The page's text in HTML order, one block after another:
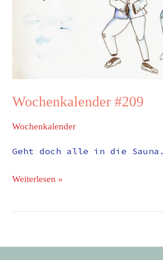
Wochenkalender #209
Wochenkalender
Geht doch alle in die Sauna.
Weiterlesen »